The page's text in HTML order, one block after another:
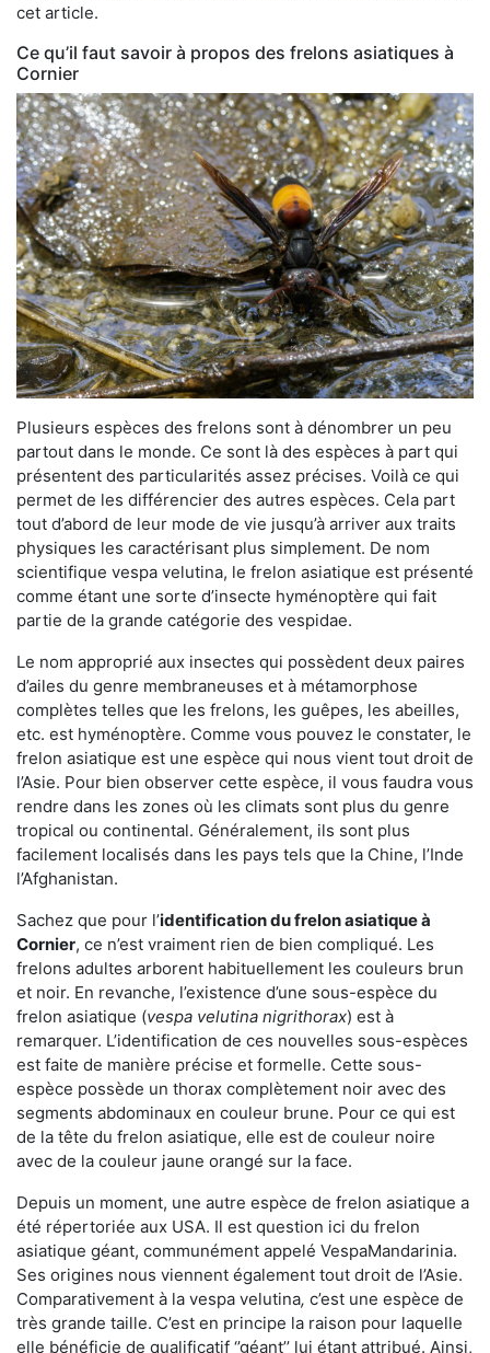
cet article.
Ce qu’il faut savoir à propos des frelons asiatiques à
Cornier
Plusieurs espèces des frelons sont à dénombrer un peu
partout dans le monde. Ce sont là des espèces à part qui
présentent des particularités assez précises. Voilà ce qui
permet de les différencier des autres espèces. Cela part
tout d’abord de leur mode de vie jusqu’à arriver aux traits
physiques les caractérisant plus simplement. De nom
scientifique vespa velutina, le frelon asiatique est présenté
comme étant une sorte d’insecte hyménoptère qui fait
partie de la grande catégorie des vespidae.
Le nom approprié aux insectes qui possèdent deux paires
d’ailes du genre membraneuses et à métamorphose
complètes telles que les frelons, les guêpes, les abeilles,
etc. est hyménoptère. Comme vous pouvez le constater, le
frelon asiatique est une espèce qui nous vient tout droit de
l’Asie. Pour bien observer cette espèce, il vous faudra vous
rendre dans les zones où les climats sont plus du genre
tropical ou continental. Généralement, ils sont plus
facilement localisés dans les pays tels que la Chine, l’Inde
l’Afghanistan.
Sachez que pour l’identification du frelon asiatiqueà
Cornier, ce n’est vraiment rien de bien compliqué. Les
frelons adultes arborent habituellement les couleurs brun
et noir. En revanche, l’existence d’une sous-espèce du
frelon asiatique (vespa velutina nigrithorax) est à
remarquer. L’identification de ces nouvelles sous-espèces
est faite de manière précise et formelle. Cette sous-
espèce possède un thorax complètement noir avec des
segments abdominaux en couleur brune. Pour ce qui est
de la tête du frelon asiatique, elle est de couleur noire
avec de la couleur jaune orangé sur la face.
Depuis un moment, une autre espèce de frelon asiatique a
été répertoriée aux USA. Il est question ici du frelon
asiatique géant, communément appelé VespaMandarinia.
Ses origines nous viennent également tout droit de l’Asie.
Comparativement à la vespa velutina, c’est une espèce de
très grande taille. C’est en principe la raison pour laquelle
elle bénéficie de qualificatif ‘’géant’’ lui étant attribué. Ainsi,